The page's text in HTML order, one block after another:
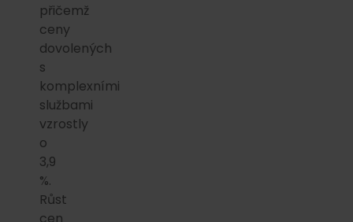
přičemž
ceny
dovolených
s
komplexními
službami
vzrostly
o
3,9
%.
Růst